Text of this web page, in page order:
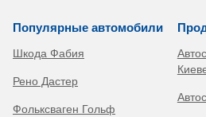
Популярные автомобили
Шкода Фабия
Рено Дастер
Фольксваген Гольф